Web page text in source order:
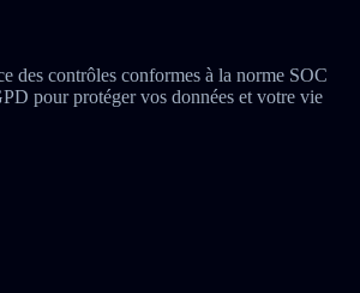
des contrôles conformes à la norme SOC
pour protéger vos données et votre vie